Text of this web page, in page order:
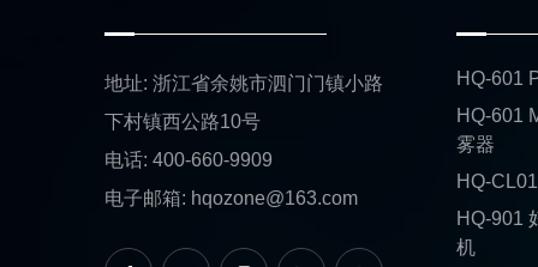
地址: 浙江省余姚市泗门门镇小路
下村镇西公路10号
电话: 400-660-9909
电子邮箱: hqozone@163.com
HQ-601
HQ-601
雾器
HQ-
HQ-901
机